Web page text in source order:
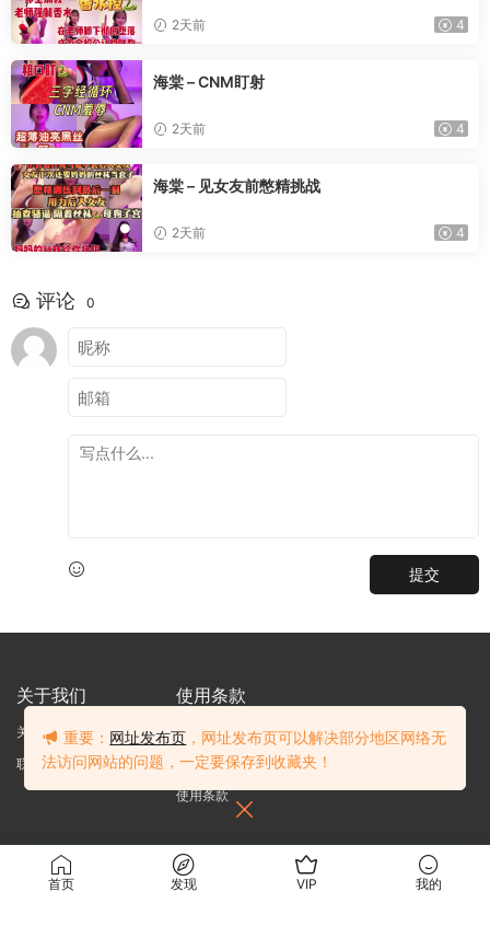
2天前 4
海棠 – CNM盯射
2天前 4
海棠 – 见女友前憋精挑战
2天前 4
评论 0
提交
关于我们
关于我们
联系我们
使用条款
关于隐私
免责声明
使用条款
访问我们的网站，您确认您已经年满十八（18）岁和/或超过您所居住辖区的成
首页 发现 VIP 我的
重要： 网址发布页 ，网址发布页可以解决部分地区网络无
法访问网站的问题，一定要保存到收藏夹！